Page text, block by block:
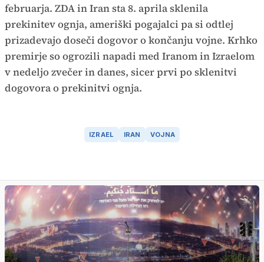
februarja. ZDA in Iran sta 8. aprila sklenila
prekinitev ognja, ameriški pogajalci pa si odtlej
prizadevajo doseči dogovor o končanju vojne. Krhko
premirje so ogrozili napadi med Iranom in Izraelom
v nedeljo zvečer in danes, sicer prvi po sklenitvi
dogovora o prekinitvi ognja.
IZRAEL IRAN VOJNA